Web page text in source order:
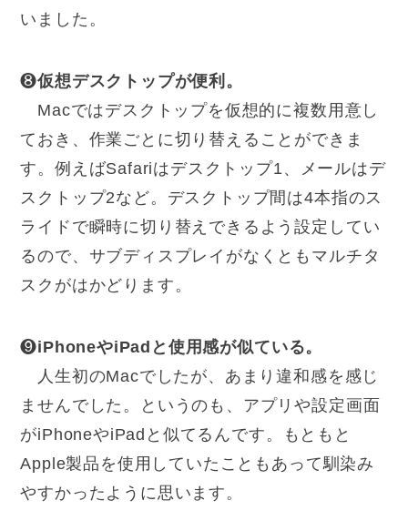
いました。
❽仮想デスクトップが便利。
Macではデスクトップを仮想的に複数用意し
ておき、作業ごとに切り替えることができま
す。例えばSafariはデスクトップ1、メールはデ
スクトップ2など。デスクトップ間は4本指のス
ライドで瞬時に切り替えできるよう設定してい
るので、サブディスプレイがなくともマルチタ
スクがはかどります。
❾iPhoneやiPadと使用感が似ている。
人生初のMacでしたが、あまり違和感を感じ
ませんでした。というのも、アプリや設定画面
がiPhoneやiPadと似てるんです。もともと
Apple製品を使用していたこともあって馴染み
やすかったように思います。